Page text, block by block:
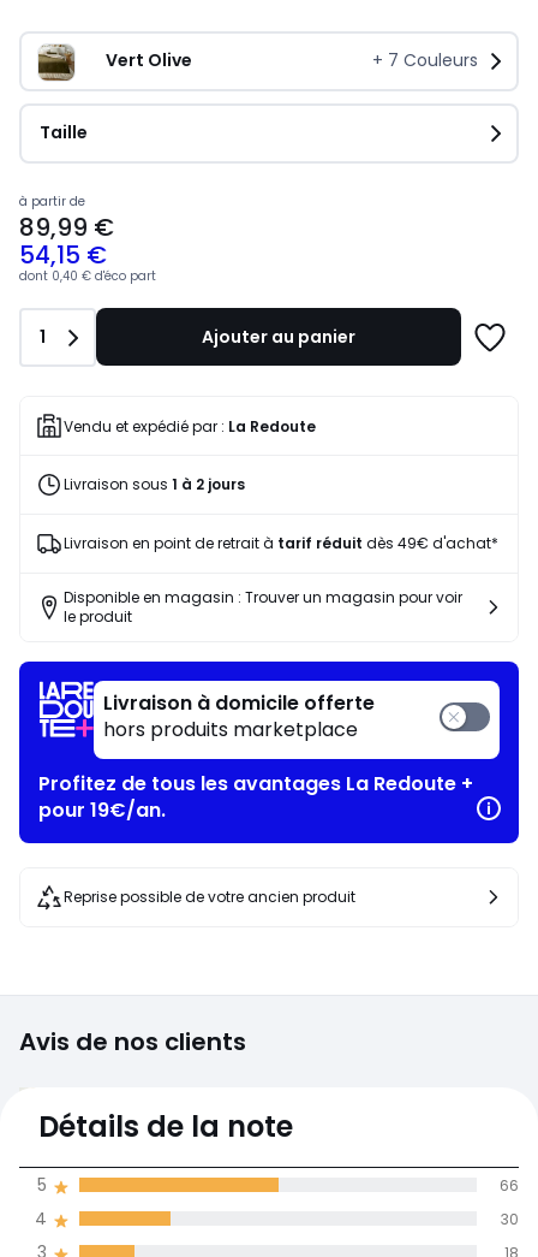
Vert Olive + 7 Couleurs
Taille
Prix
à
partir
de
souscrivez
à
programme
pour
payer
place
à partir de
54,15 €
89,99 €
dont 0,40 € d'éco part
Quantité
1 Ajouter au panier
Vendu et expédié par : La Redoute
Livraison sous 1 à 2 jours
Livraison en point de retrait à tarif réduit dès 49€ d'achat*
Disponible en magasin : Trouver un magasin pour voir
le produit
Livraison à domicile offerte
hors produits marketplace
Profitez de tous les avantages La Redoute +
pour 19€/an.
Reprise possible de votre ancien produit
Avis de nos clients
4,1
moyenne des avis
dans toutes les
Détails de la note
18
4 30
5 66